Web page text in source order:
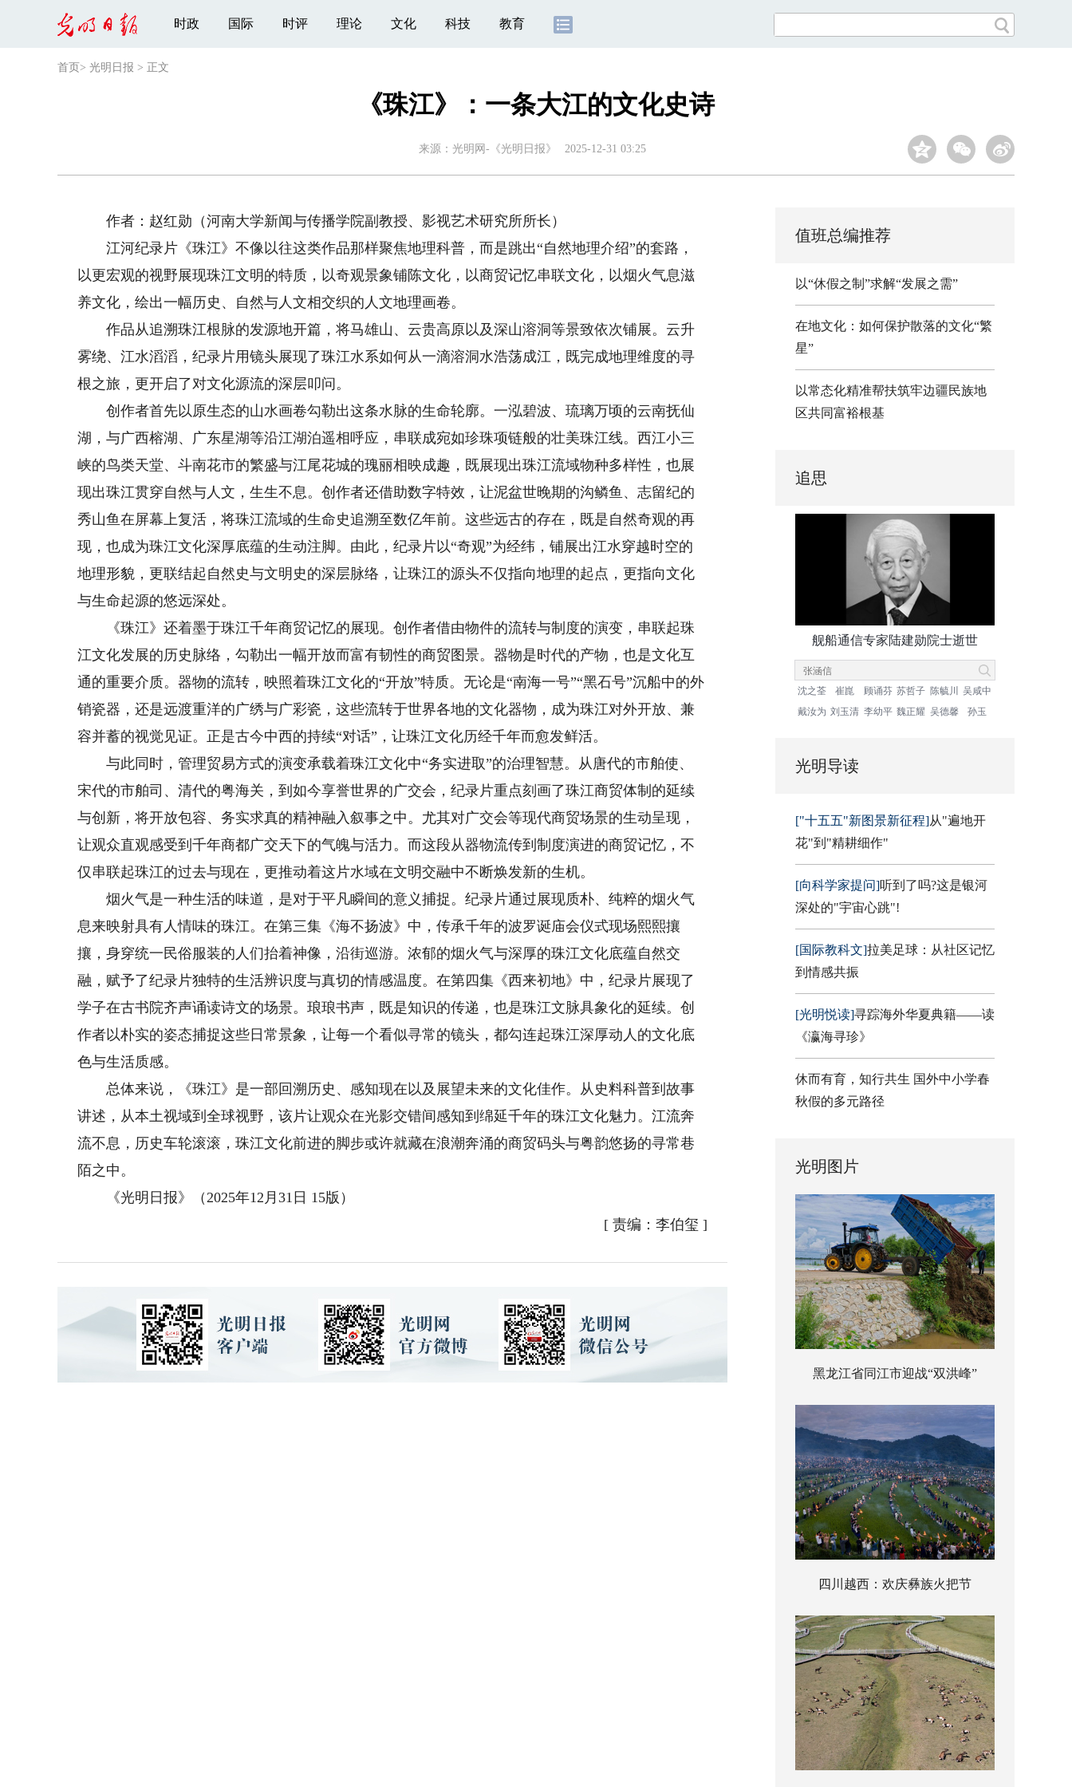
时政 国际 时评 理论 文化 科技 教育
首页 > 光明日报 > 正文
《珠江》：一条大江的文化史诗
来源： 光明网-《光明日报》 2025-12-31 03:25
作者：赵红勋（河南大学新闻与传播学院副教授、影视艺术研究所所长）
江河纪录片《珠江》不像以往这类作品那样聚焦地理科普，而是跳出“自然地理介绍”的套路，
以更宏观的视野展现珠江文明的特质，以奇观景象铺陈文化，以商贸记忆串联文化，以烟火气息滋
养文化，绘出一幅历史、自然与人文相交织的人文地理画卷。
作品从追溯珠江根脉的发源地开篇，将马雄山、云贵高原以及深山溶洞等景致依次铺展。云升
雾绕、江水滔滔，纪录片用镜头展现了珠江水系如何从一滴溶洞水浩荡成江，既完成地理维度的寻
根之旅，更开启了对文化源流的深层叩问。
创作者首先以原生态的山水画卷勾勒出这条水脉的生命轮廓。一泓碧波、琉璃万顷的云南抚仙
湖，与广西榕湖、广东星湖等沿江湖泊遥相呼应，串联成宛如珍珠项链般的壮美珠江线。西江小三
峡的鸟类天堂、斗南花市的繁盛与江尾花城的瑰丽相映成趣，既展现出珠江流域物种多样性，也展
现出珠江贯穿自然与人文，生生不息。创作者还借助数字特效，让泥盆世晚期的沟鳞鱼、志留纪的
秀山鱼在屏幕上复活，将珠江流域的生命史追溯至数亿年前。这些远古的存在，既是自然奇观的再
现，也成为珠江文化深厚底蕴的生动注脚。由此，纪录片以“奇观”为经纬，铺展出江水穿越时空的
地理形貌，更联结起自然史与文明史的深层脉络，让珠江的源头不仅指向地理的起点，更指向文化
与生命起源的悠远深处。
《珠江》还着墨于珠江千年商贸记忆的展现。创作者借由物件的流转与制度的演变，串联起珠
江文化发展的历史脉络，勾勒出一幅开放而富有韧性的商贸图景。器物是时代的产物，也是文化互
通的重要介质。器物的流转，映照着珠江文化的“开放”特质。无论是“南海一号”“黑石号”沉船中的外
销瓷器，还是远渡重洋的广绣与广彩瓷，这些流转于世界各地的文化器物，成为珠江对外开放、兼
容并蓄的视觉见证。正是古今中西的持续“对话”，让珠江文化历经千年而愈发鲜活。
与此同时，管理贸易方式的演变承载着珠江文化中“务实进取”的治理智慧。从唐代的市舶使、
宋代的市舶司、清代的粤海关，到如今享誉世界的广交会，纪录片重点刻画了珠江商贸体制的延续
与创新，将开放包容、务实求真的精神融入叙事之中。尤其对广交会等现代商贸场景的生动呈现，
让观众直观感受到千年商都广交天下的气魄与活力。而这段从器物流传到制度演进的商贸记忆，不
仅串联起珠江的过去与现在，更推动着这片水域在文明交融中不断焕发新的生机。
烟火气是一种生活的味道，是对于平凡瞬间的意义捕捉。纪录片通过展现质朴、纯粹的烟火气
息来映射具有人情味的珠江。在第三集《海不扬波》中，传承千年的波罗诞庙会仪式现场熙熙攘
攘，身穿统一民俗服装的人们抬着神像，沿街巡游。浓郁的烟火气与深厚的珠江文化底蕴自然交
融，赋予了纪录片独特的生活辨识度与真切的情感温度。在第四集《西来初地》中，纪录片展现了
学子在古书院齐声诵读诗文的场景。琅琅书声，既是知识的传递，也是珠江文脉具象化的延续。创
作者以朴实的姿态捕捉这些日常景象，让每一个看似寻常的镜头，都勾连起珠江深厚动人的文化底
色与生活质感。
总体来说，《珠江》是一部回溯历史、感知现在以及展望未来的文化佳作。从史料科普到故事
讲述，从本土视域到全球视野，该片让观众在光影交错间感知到绵延千年的珠江文化魅力。江流奔
流不息，历史车轮滚滚，珠江文化前进的脚步或许就藏在浪潮奔涌的商贸码头与粤韵悠扬的寻常巷
陌之中。
《光明日报》（2025年12月31日 15版）
[ 责编：李伯玺 ]
值班总编推荐
以“休假之制”求解“发展之需”
在地文化：如何保护散落的文化“繁
星”
以常态化精准帮扶筑牢边疆民族地
区共同富裕根基
追思
舰船通信专家陆建勋院士逝世
沈之荃 崔崑 顾诵芬 苏哲子 陈毓川
吴咸中
戴汝为 刘玉清 李幼平 魏正耀 吴德馨 孙玉
光明导读
["十五五"新图景新征程]从"遍地开
花"到"精耕细作"
[向科学家提问]听到了吗?这是银河
深处的"宇宙心跳"!
[国际教科文]拉美足球：从社区记忆
到情感共振
[光明悦读]寻踪海外华夏典籍——读
《瀛海寻珍》
休而有育，知行共生 国外中小学春
秋假的多元路径
光明图片
黑龙江省同江市迎战“双洪峰”
四川越西：欢庆彝族火把节